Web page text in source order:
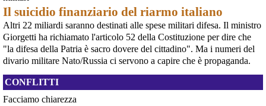
movimento
[News] Armi nucleari ad Aviano, cosa ha deciso oggi il GIP
Il Giudice per le Indagini Preliminari del Tribunale di Pordenone ha deciso di
riservarsi sulla richiesta di opposizione all’archiviazione presentata da un
gruppo di cittadini e associazioni riguardo alla presenza di armi nucleari
statunitensi nella base USAF di Aviano. L’attesa decisi
[News] Parte in Finlandia la manifestazione contro il riarmo europeo
Helsinki, mobilitazione contro il riarmo europeo: “Welfare, not warfare”Anche
in Finlandia, oggi 14 giugno 2026, cittadini e organizzazioni pacifiste stanno
scendendo in piazza contro il riarmo, in collegamento con le proteste in
Il suicidio finanziario del riarmo italiano
Altri 22 miliardi saranno destinati alle spese militari difesa. Il ministro
Giorgetti ha richiamato l'articolo 52 della Costituzione per dire che
"la difesa della Patria è sacro dovere del cittadino". Ma i numeri del
divario militare Nato/Russia ci servono a capire che è propaganda.
CONFLITTI
Facciamo chiarezza